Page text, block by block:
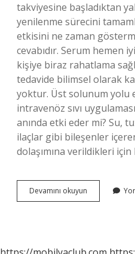
takviyesine başladıktan
yenilenme sürecini
etkisini ne zaman
cevabıdır. Serum hemen
kişiye biraz rahatlama
tedavide bilimsel olarak
yoktur. Üst solunum yolu
intravenöz sıvı
anında etki eder mi? Su,
ilaçlar gibi bileşenler
dolaşımına verildikleri için
Devamını okuyun
Hemen